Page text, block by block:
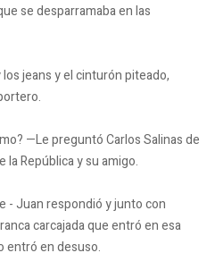
se desparramaba en las
jeans y el cinturón piteado,
—Le preguntó Carlos Salinas de
República y su amigo.
- Juan respondió y junto con
carcajada que entró en esa
entró en desuso.